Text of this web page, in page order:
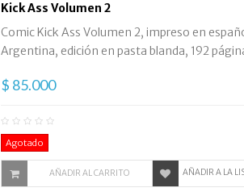
Kick Ass Volumen 2
Comic Kick Ass Volumen 2, impreso en
Argentina, edición en pasta blanda, 192
$ 85.000
Agotado
AÑADIR AL CARRITO AÑADIR A LA